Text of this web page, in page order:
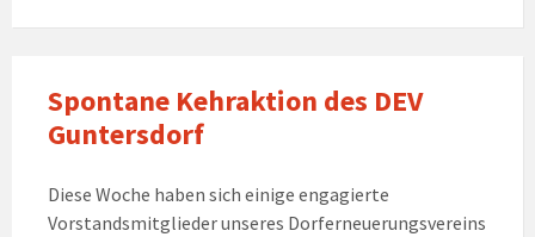
Spontane Kehraktion des DEV
Guntersdorf
Diese Woche haben sich einige engagierte
Vorstandsmitglieder unseres Dorferneuerungsvereins